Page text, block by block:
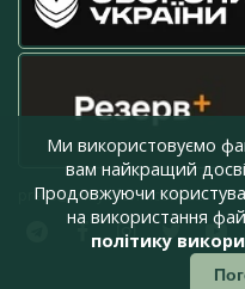
press@armyinform.com.ua
Ми використовуємо
вам найкращий
Продовжуючи
на використання
політику